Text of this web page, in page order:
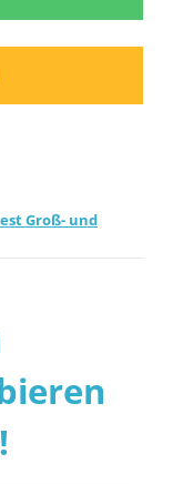
Groß- und